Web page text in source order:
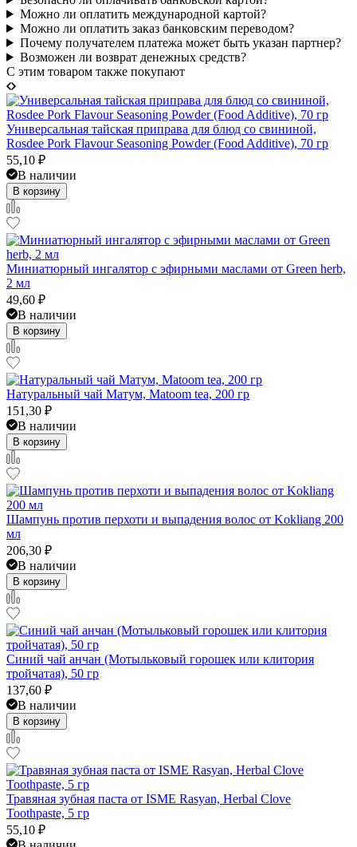
Можно ли оплатить международной картой?
Можно ли оплатить заказ банковским переводом?
Почему получателем платежа может быть указан партнер?
Возможен ли возврат денежных средств?
C этим товаром также покупают
Универсальная тайская приправа для блюд со свининой,
Rosdee Pork Flavour Seasoning Powder (Food Additive), 70 гр
55,10 ₽
В наличии
В корзину
Миниатюрный ингалятор с эфирными маслами от Green herb,
2 мл
49,60 ₽
В наличии
В корзину
Натуральный чай Матум, Matoom tea, 200 гр
151,30 ₽
В наличии
В корзину
Шампунь против перхоти и выпадения волос от Kokliang 200
мл
206,30 ₽
В наличии
В корзину
Синий чай анчан (Мотыльковый горошек или клитория
тройчатая), 50 гр
137,60 ₽
В наличии
В корзину
Травяная зубная паста от ISME Rasyan, Herbal Clove
Toothpaste, 5 гр
55,10 ₽